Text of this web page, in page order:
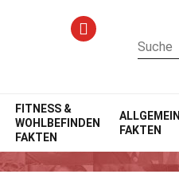
FITNESS &
WOHLBEFINDEN
FAKTEN
ALLGEMEIN
FAKTEN